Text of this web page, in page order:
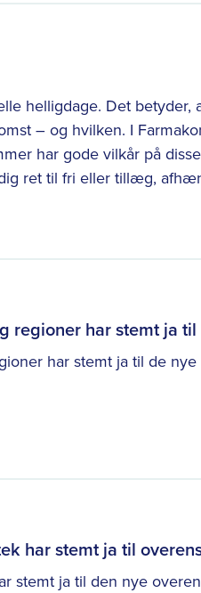
helligdage. Det
– og hvilken. I
har gode vilkår på
ret til fri eller tillæg,
regioner har stemt ja
har stemt ja til de
har stemt ja til
stemt ja til den nye